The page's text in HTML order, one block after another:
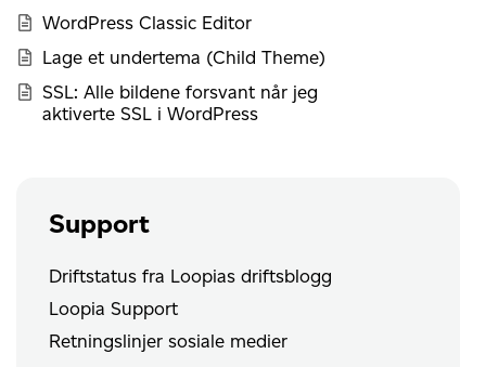
WordPress Classic Editor
Lage et undertema (Child Theme)
SSL: Alle bildene forsvant når jeg
aktiverte SSL i WordPress
Support
Driftstatus fra Loopias driftsblogg
Loopia Support
Retningslinjer sosiale medier